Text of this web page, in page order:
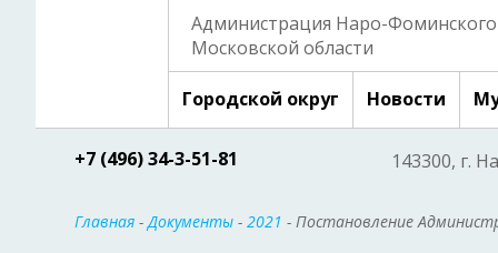
Администрация Наро-Фоминского
Московской области
Городской округ Новости
+7 (496) 34-3-51-81 143300, г.
Главная -Документы - 2021 - Постановление